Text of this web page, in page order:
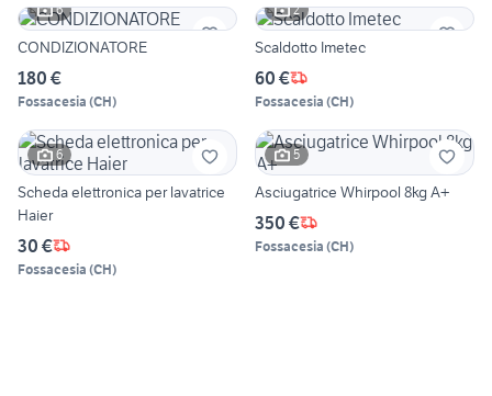
6
CONDIZIONATORE
180 €
Fossacesia (CH)
2
Scaldotto Imetec
60 €
Fossacesia (CH)
6
Scheda elettronica per lavatrice
Haier
30 €
Fossacesia (CH)
5
Asciugatrice Whirpool 8kg A+
350 €
Fossacesia (CH)